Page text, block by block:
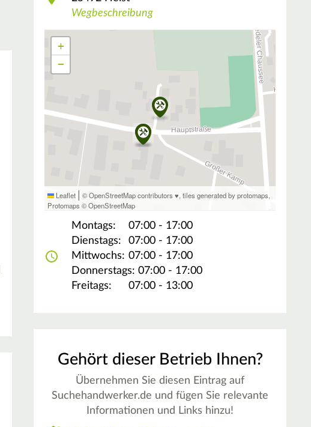
Wegbeschreibung
+
−
Leaflet | © OpenStreetMap contributors ♥,tiles generated by protomaps,
Protomaps ©OpenStreetMap
Montags:
07:00 - 17:00
Dienstags:
07:00 - 17:00
Mittwochs: 07:00 - 17:00
Donnerstags: 07:00 - 17:00
Freitags:
07:00 - 13:00
Gehört dieser Betrieb Ihnen?
Übernehmen Sie diesen Eintrag auf
Suchehandwerker.de und fügen Sie relevante
Informationen und Links hinzu!